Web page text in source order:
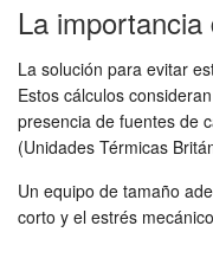
La
La solución para evitar
Estos cálculos
presencia de fuentes de
(Unidades Térmicas
Un equipo de tamaño
corto y el estrés